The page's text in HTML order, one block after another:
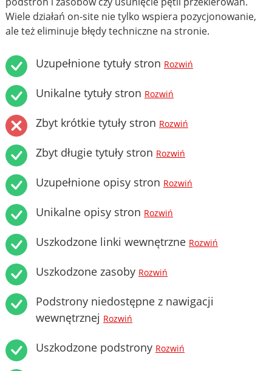
Wiele działań on-site nie tylko wspiera pozycjonowanie,
ale też eliminuje błędy techniczne na stronie.
Uzupełnione tytuły stron Rozwiń
Unikalne tytuły stron Rozwiń
Zbyt krótkie tytuły stron Rozwiń
Zbyt długie tytuły stron Rozwiń
Uzupełnione opisy stron Rozwiń
Unikalne opisy stron Rozwiń
Uszkodzone linki wewnętrzne Rozwiń
Uszkodzone zasoby Rozwiń
Podstrony niedostępne z nawigacji
wewnętrznej Rozwiń
Uszkodzone podstrony Rozwiń